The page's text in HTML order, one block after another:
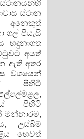
ස්ථාන
අනෙකුත්
ගල් පියැසි
හඳුනාගත
අයත්
ඇති අතර
වශයෙන්
පිහිටි
පිහිටි
උස්බිම්
හෙවත්